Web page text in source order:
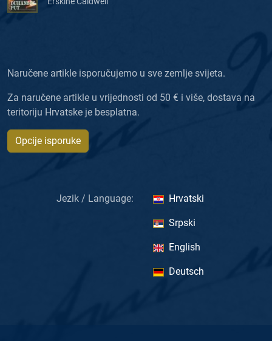
Naručene artikle isporučujemo u sve zemlje svijeta.
Za naručene artikle u vrijednosti od 50 € i više, dostava na
teritoriju Hrvatske je besplatna.
Opcije isporuke
Jezik / Language: Hrvatski
Srpski
English
Deutsch